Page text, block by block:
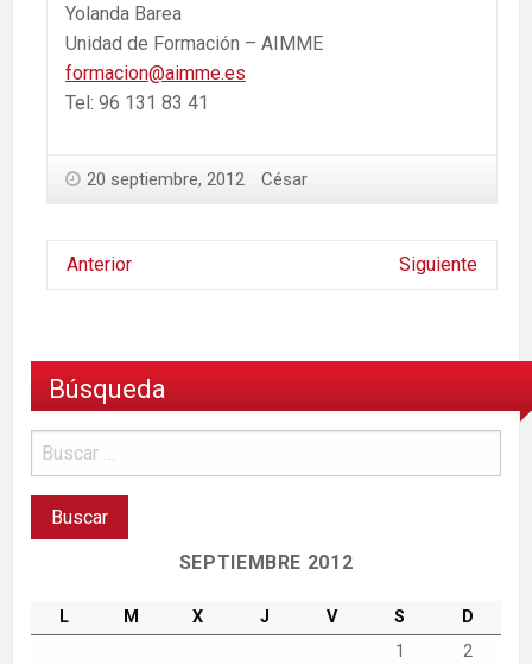
Yolanda Barea
Unidad de Formación – AIMME
formacion@aimme.es
Tel: 96 131 83 41
20 septiembre, 2012 César
Anterior Siguiente
Búsqueda
SEPTIEMBRE 2012
L M X J V S
D
1
2